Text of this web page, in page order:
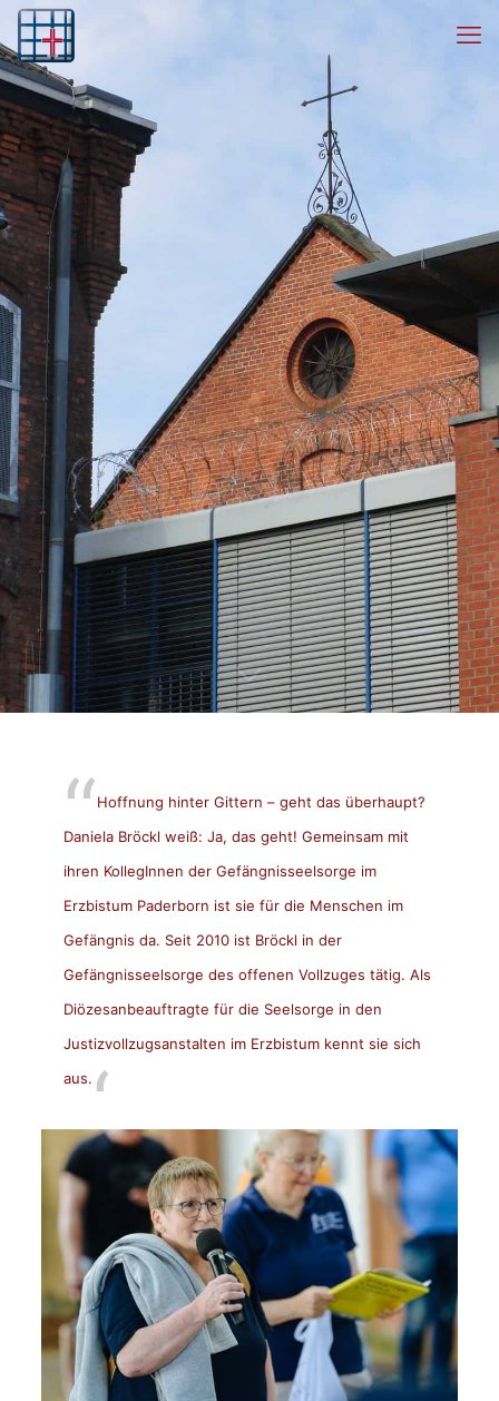
Hoffnung hinter Gittern – geht das überhaupt?
Daniela Bröckl weiß: Ja, das geht! Gemeinsam mit
ihren KollegInnen der Gefängnisseelsorge im
Erzbistum Paderborn ist sie für die Menschen im
Gefängnis da. Seit 2010 ist Bröckl in der
Gefängnisseelsorge des offenen Vollzuges tätig. Als
Diözesanbeauftragte für die Seelsorge in den
Justizvollzugsanstalten im Erzbistum kennt sie sich
aus.